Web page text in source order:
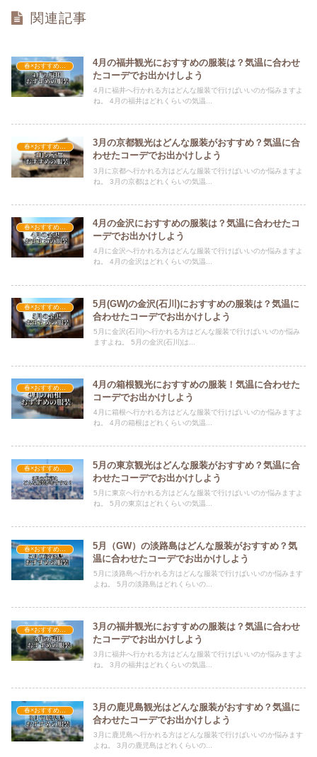
関連記事
4月の福井観光におすすめの服装は？気温に合わせ
たコーデでお出かけしよう
4月に福井へ行かれる方はどんな服装で行けばいいのか悩みますよ
ね。 4月の福井はどれくらいの気温...
3月の京都観光はどんな服装がおすすめ？気温に合
わせたコーデでお出かけしよう
3月に京都へ行かれる方はどんな服装で行けばいいのか悩みますよ
ね。 3月の京都はどれくらいの気温...
4月の金沢におすすめの服装は？気温に合わせたコ
ーデでお出かけしよう
4月に金沢へ行かれる方はどんな服装で行けばいいのか悩みますよ
ね。 4月の金沢はどれくらいの気温...
春×おすすめの服装
5月(GW)の金沢(石川)におすすめの服装は？気温に
合わせたコーデでお出かけしよう
5月に金沢(石川)へ行かれる方はどんな服装で行けばいいのか悩み
ますよね。 5月の金沢(石川)は...
春×おすすめの服装
4月の箱根観光におすすめの服装！気温に合わせた
コーデでお出かけしよう
4月に箱根へ行かれる方はどんな服装で行けばいいのか悩みますよ
ね。 4月の箱根はどれくらいの気温...
春×おすすめの服装
5月の東京観光はどんな服装がおすすめ？気温に合
わせたコーデでお出かけしよう
5月に東京へ行かれる方はどんな服装で行けばいいのか悩みますよ
ね。 5月の東京はどれくらいの気温...
春×おすすめの服装
5月（GW）の淡路島はどんな服装がおすすめ？気
温に合わせたコーデでお出かけしよう
5月に淡路島へ行かれる方はどんな服装で行けばいいのか悩みます
よね。 5月の淡路島はどれくらいの...
春×おすすめの服装
3月の福井観光におすすめの服装は？気温に合わせ
たコーデでお出かけしよう
3月に福井へ行かれる方はどんな服装で行けばいいのか悩みますよ
ね。 3月の福井はどれくらいの気温...
3月の鹿児島観光はどんな服装がおすすめ？気温に
合わせたコーデでお出かけしよう
3月に鹿児島へ行かれる方はどんな服装で行けばいいのか悩みます
よね。 3月の鹿児島はどれくらいの...